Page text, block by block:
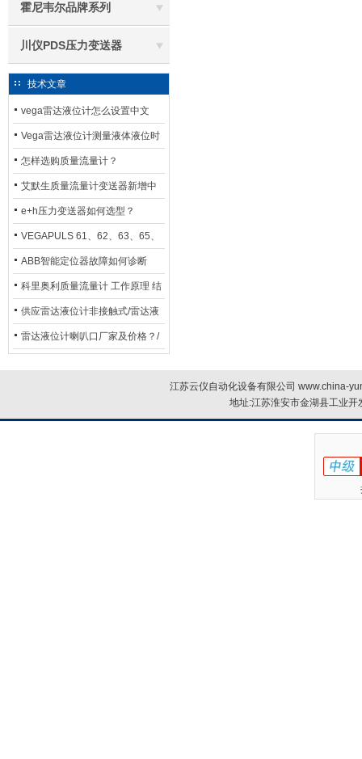
霍尼韦尔品牌系列
川仪PDS压力变送器
技术文章
vega雷达液位计怎么设置中文
Vega雷达液位计测量液体液位时
应如何选型？
怎样选购质量流量计？
艾默生质量流量计变送器新增中
文显示选项，操作更便捷
e+h压力变送器如何选型？
VEGAPULS 61、62、63、65、
66在化工行业中的应用
ABB智能定位器故障如何诊断
科里奥利质量流量计 工作原理 结
构特点 选用安装使用
供应雷达液位计非接触式/雷达液
位计厂家
雷达液位计喇叭口厂家及价格？/
江苏云仪自动化设备有限公司 www.china-
地址:江苏淮安市金湖县工业